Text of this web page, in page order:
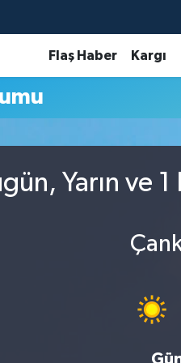
Flaş Haber Kargı
Yarın ve